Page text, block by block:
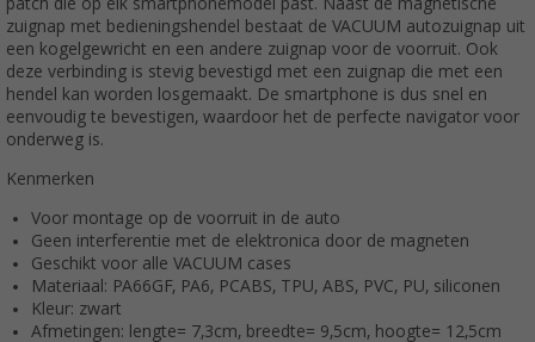
zuignap met bedieningshendel bestaat de VACUUM autozuignap uit
een kogelgewricht en een andere zuignap voor de voorruit. Ook
deze verbinding is stevig bevestigd met een zuignap die met een
hendel kan worden losgemaakt. De smartphone is dus snel en
eenvoudig te bevestigen, waardoor het de perfecte navigator voor
onderweg is.
Kenmerken
Voor montage op de voorruit in de auto
Geen interferentie met de elektronica door de magneten
Geschikt voor alle VACUUM cases
Materiaal: PA66GF, PA6, PCABS, TPU, ABS, PVC, PU, siliconen
Kleur: zwart
Afmetingen: lengte= 7,3cm, breedte= 9,5cm, hoogte= 12,5cm